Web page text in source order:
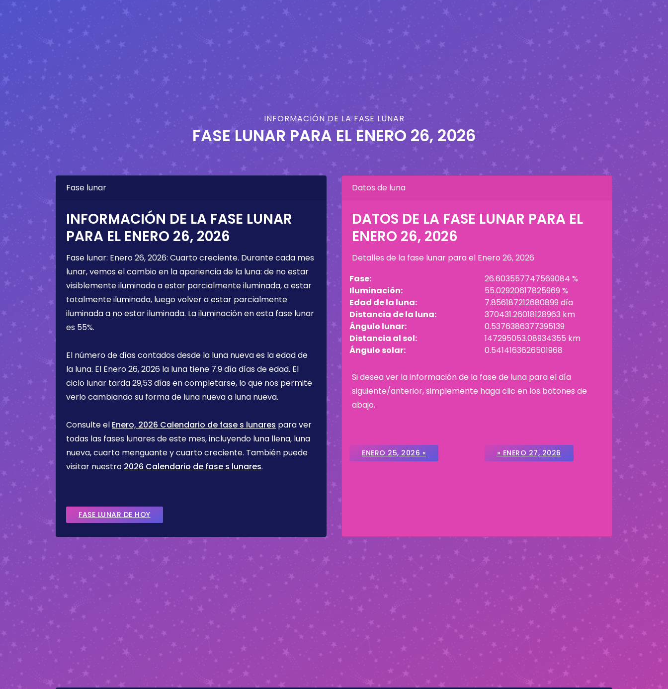
INFORMACIÓN DE LA FASE LUNAR
FASE LUNAR PARA EL ENERO 26, 2026
Fase lunar
INFORMACIÓN DE LA FASE LUNAR
PARA EL ENERO 26, 2026
Fase lunar: Enero 26, 2026: Cuarto creciente. Durante cada mes
lunar, vemos el cambio en la apariencia de la luna: de no estar
visiblemente iluminada a estar parcialmente iluminada, a estar
totalmente iluminada, luego volver a estar parcialmente
iluminada a no estar iluminada. La iluminación en esta fase lunar
es 55%.
El número de días contados desde la luna nueva es la edad de
la luna. El Enero 26, 2026 la luna tiene 7.9 díadías de edad. El
ciclo lunar tarda 29,53 días en completarse, lo que nos permite
verlo cambiando su forma de luna nueva a luna nueva.
Consulte el Enero, 2026 Calendario de fase s lunares para ver
todas las fases lunares de este mes, incluyendo luna llena, luna
nueva, cuarto menguante y cuarto creciente. También puede
visitar nuestro 2026 Calendario de fase s lunares.
FASE LUNAR DE HOY
Datos de luna
DATOS DE LA FASE LUNAR PARA EL
ENERO 26, 2026
Detalles de la fase lunar para el Enero 26, 2026
Fase:
26.603557747569084 %
Iluminación:
55.02920617825969 %
Edad de la luna:
7.856187212680899 día
Distancia de la luna:
370431.26018128963 km
Ángulo lunar:
0.5376386377395139
Distancia al sol:
147295053.08934355 km
Ángulo solar:
0.5414163626501968
Si desea ver la información de la fase de luna para el día
siguiente/anterior, simplemente haga clic en los botones de
abajo.
ENERO 25, 2026 « » ENERO 27, 2026